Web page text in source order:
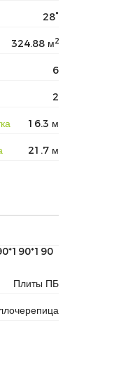
28°
324.88 м2
6
2
16.3 м
21.7 м
Плиты ПБ